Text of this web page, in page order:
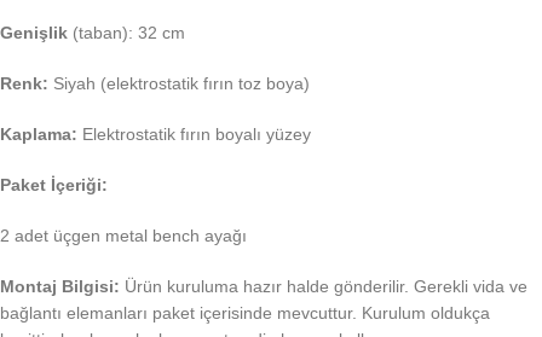
Genişlik (taban): 32 cm
Renk: Siyah (elektrostatik fırın toz boya)
Kaplama: Elektrostatik fırın boyalı yüzey
Paket İçeriği:
2 adet üçgen metal bench ayağı
Montaj Bilgisi: Ürün kuruluma hazır halde gönderilir. Gerekli vida ve
bağlantı elemanları paket içerisinde mevcuttur. Kurulum oldukça